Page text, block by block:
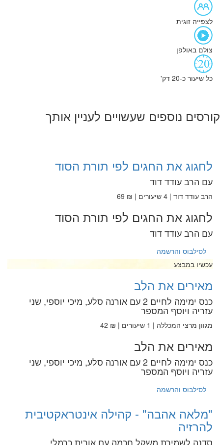
לצפייה זוגית
צולם באולפן
כל שיעור כ-20 דק'
קורסים נוספים שעשויים לעניין אותך
לחגוג את החגים לפי תורת הסוד
עם הרב עודד דוד
הרב עודד דוד | 4 שיעורים | ₪ 69
לחגוג את החגים לפי תורת הסוד
עם הרב עודד דוד
לסילבוס והרשמה
עכשיו במבצע
מאירים את הלב
כנס ימימה לחיים 2 עם אורנה סלע, מיכי יוספי, שני
עזריה ויוסף המספר
מגוון מרצי המכללה | 1 שיעורים | ₪ 42
מאירים את הלב
כנס ימימה לחיים 2 עם אורנה סלע, מיכי יוספי, שני
עזריה ויוסף המספר
לסילבוס והרשמה
"מלאה אהבה" - קהילה אינטראקטיבית
להרזיה
סדנה לשמירת משקל חכמה עם אורית כרמלי